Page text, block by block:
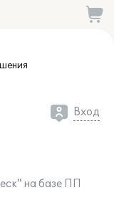
Вход
на базе ПП